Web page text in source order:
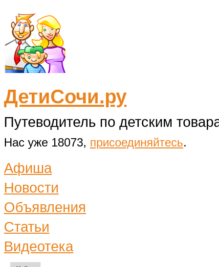
ДетиСочи.ру
Путеводитель по детским
Нас уже 18073, присоединяйтесь.
Афиша
Новости
Объявления
Статьи
Видеотека